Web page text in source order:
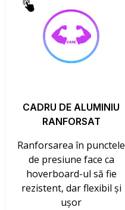
CADRU DE ALUMINIU
RANFORSAT
Ranforsarea în punctele
de presiune face ca
hoverboard-ul să fie
rezistent, dar flexibil și
ușor